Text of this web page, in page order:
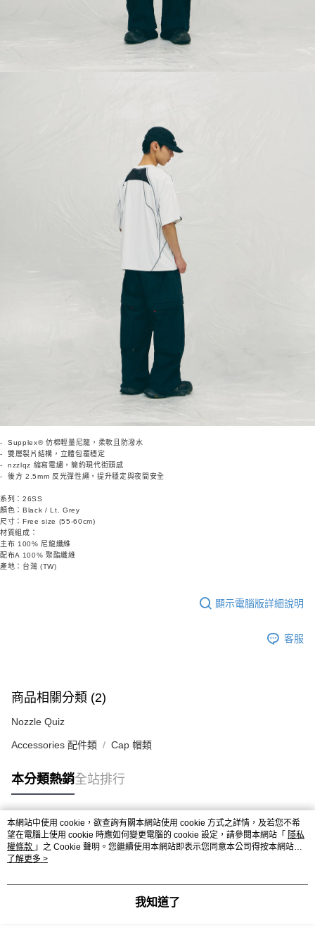
- Supplex® 仿棉輕量尼龍，柔軟且防潑水
- 雙層裂片結構，立體包覆穩定
- nzzlqz 縮寫電繡，簡約現代街頭感
- 後方 2.5mm 反光彈性繩，提升穩定與夜間安全
系列：26SS
顏色：Black / Lt. Grey
尺寸：Free size (55-60cm)
材質組成：
主布 100% 尼龍纖維
配布A 100% 聚酯纖維
產地：台灣 (TW)
顯示電腦版詳細說明
客服
商品相關分類 (2)
Nozzle Quiz
Accessories 配件類 Cap 帽類
本分類熱銷全站排行
熱門標籤
本網站中使用 cookie，欲查詢有關本網站使用 cookie 方式之詳情，及若您不希
望在電腦上使用 cookie 時應如何變更電腦的 cookie 設定，請參閱本網站「 隱私
權條款 」之 Cookie 聲明。您繼續使用本網站即表示您同意本公司得按本網站使
用條款之 Cookie 聲明使用 cookie。
了解更多 >
我知道了